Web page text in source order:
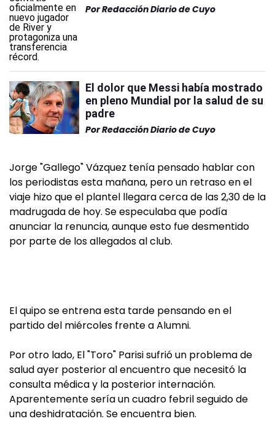
PorRedacción Diario de Cuyo
El dolor que Messi había mostrado
en pleno Mundial por la salud de su
padre
PorRedacción Diario de Cuyo
Jorge "Gallego" Vázquez tenía pensado hablar con
los periodistas esta mañana, pero un retraso en el
viaje hizo que el plantel llegara cerca de las 2,30 de la
madrugada de hoy. Se especulaba que podía
anunciar la renuncia, aunque esto fue desmentido
por parte de los allegados al club.
El quipo se entrena esta tarde pensando en el
partido del miércoles frente a Alumni.
Por otro lado, El "Toro" Parisi sufrió un problema de
salud ayer posterior al encuentro que necesitó la
consulta médica y la posterior internación.
Aparentemente sería un cuadro febril seguido de
una deshidratación. Se encuentra bien.